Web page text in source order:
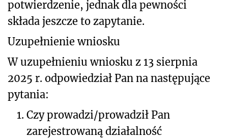
potwierdzenie, jednak dla pewności
składa jeszcze to zapytanie.
Uzupełnienie wniosku
W uzupełnieniu wniosku z 13 sierpnia
2025 r. odpowiedział Pan na następujące
pytania:
1. Czy prowadzi/prowadził Pan
zarejestrowaną działalność